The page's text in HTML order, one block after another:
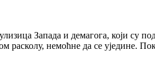
Запада и демагога, који
расколу, немоћне да се уједине.